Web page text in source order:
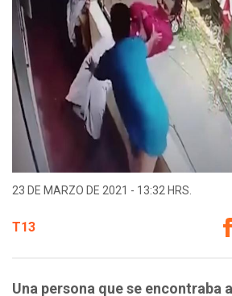
23 DE MARZO DE 2021 - 13:32 HRS.
T13
Una persona que se encontraba